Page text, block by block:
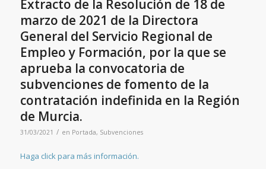
Extracto de la Resolución de 18 de
marzo de 2021 de la Directora
General del Servicio Regional de
Empleo y Formación, por la que se
aprueba la convocatoria de
subvenciones de fomento de la
contratación indefinida en la Región
de Murcia.
31/03/2021 / en Portada, Subvenciones
Haga click para más información.